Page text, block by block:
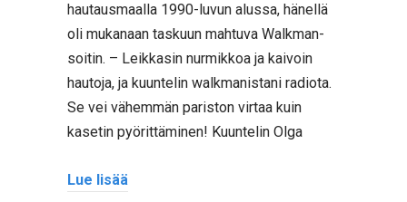
hautausmaalla 1990-luvun alussa, hänellä
oli mukanaan taskuun mahtuva Walkman-
soitin. – Leikkasin nurmikkoa ja kaivoin
hautoja, ja kuuntelin walkmanistani radiota.
Se vei vähemmän pariston virtaa kuin
kasetin pyörittäminen! Kuuntelin Olga
Lue lisää